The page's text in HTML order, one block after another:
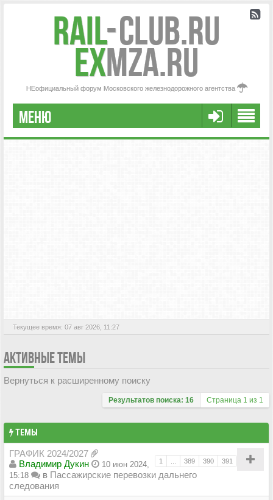
Rail-Club.RU
exMZA.RU
НЕофициальный форум Московского железнодорожного агентства
МЕНЮ
РЕГИСТРАЦИЯ
Текущее время: 07 авг 2026, 11:27
АКТИВНЫЕ ТЕМЫ
Вернуться к расширенному поиску
Результатов поиска: 16 Страница 1 из 1
ТЕМЫ
ГРАФИК 2024/2027
1 389 390 391
Владимир Дукин
10 июн 2024,
15:18
в Пассажирские перевозки дальнего
следования